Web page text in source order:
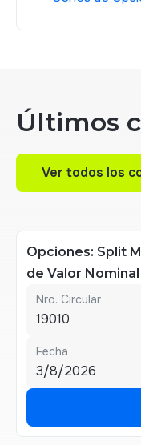
Últimos
Ver todos los
Opciones: Split
de Valor Nominal
Nro. Circular
19010
Fecha
3/8/2026